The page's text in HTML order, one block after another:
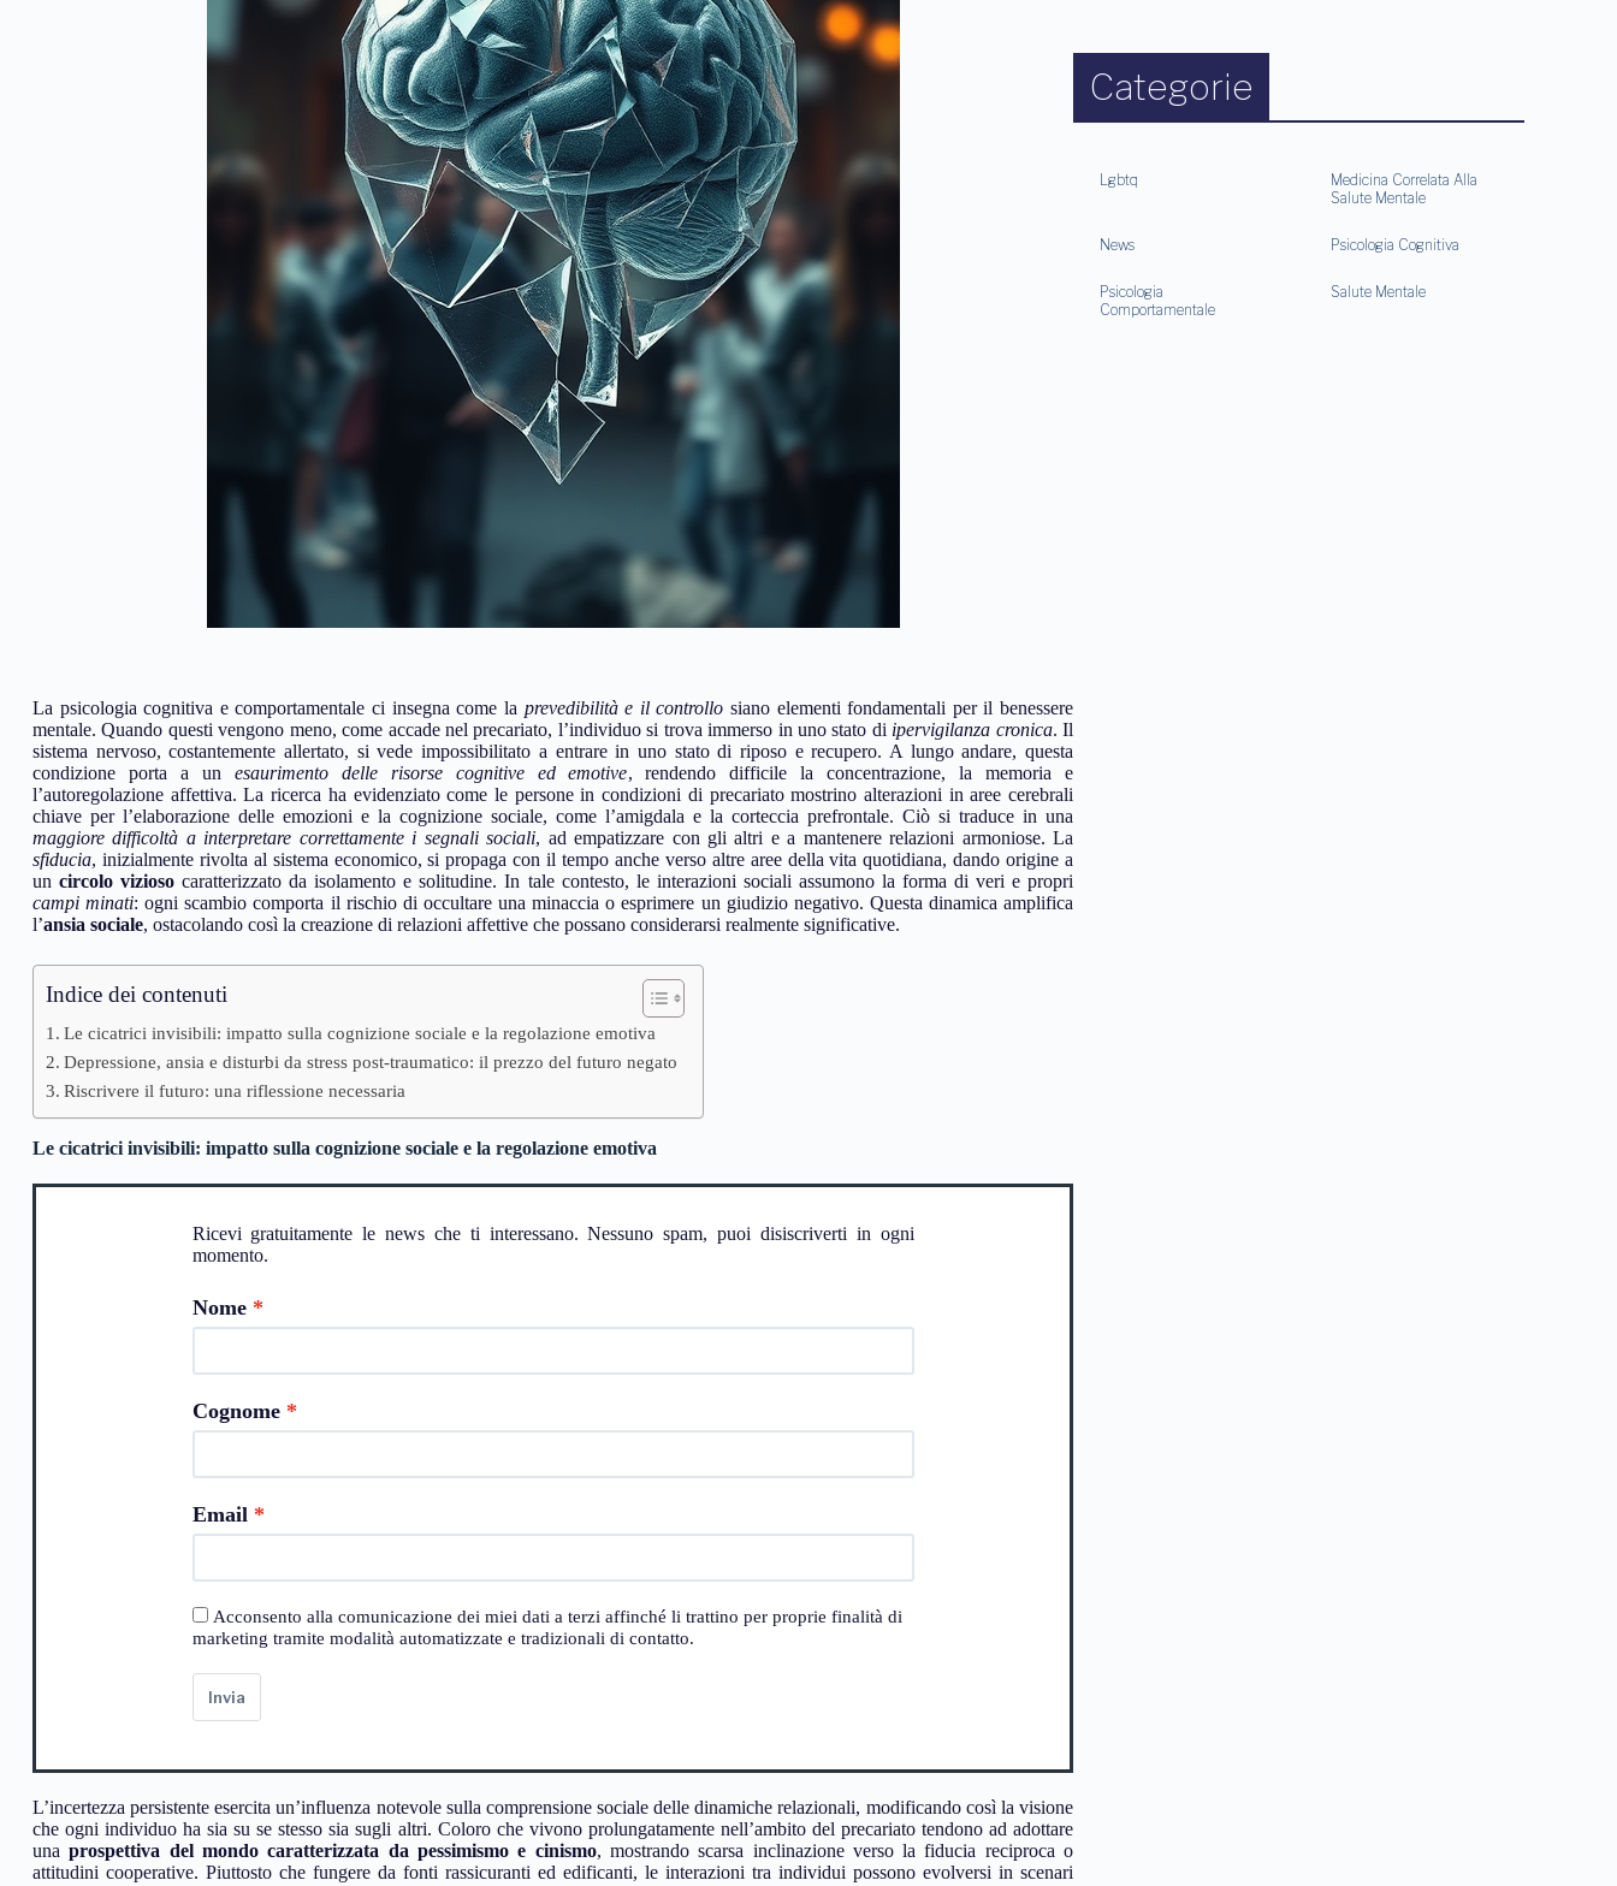
La psicologia cognitiva e comportamentale ci insegna come la prevedibilità e il controllo siano elementi fondamentali per il benessere
mentale. Quando questi vengono meno, come accade nel precariato, l’individuo si trova immerso in uno stato di ipervigilanza cronica. Il
sistema nervoso, costantemente allertato, si vede impossibilitato a entrare in uno stato di riposo e recupero. A lungo andare, questa
condizione porta a un esaurimento delle risorse cognitive ed emotive, rendendo difficile la concentrazione, la memoria e
l’autoregolazione affettiva. La ricerca ha evidenziato come le persone in condizioni di precariato mostrino alterazioni in aree cerebrali
chiave per l’elaborazione delle emozioni e la cognizione sociale, come l’amigdala e la corteccia prefrontale. Ciò si traduce in una
maggiore difficoltà a interpretare correttamente i segnali sociali, ad empatizzare con gli altri e a mantenere relazioni armoniose. La
sfiducia, inizialmente rivolta al sistema economico, si propaga con il tempo anche verso altre aree della vita quotidiana, dando origine a
uncircolo vizioso caratterizzato da isolamento e solitudine. In tale contesto, le interazioni sociali assumono la forma di veri e propri
campi minati: ogni scambio comporta il rischio di occultare una minaccia o esprimere un giudizio negativo. Questa dinamica amplifica
l’ansia sociale, ostacolando così la creazione di relazioni affettive che possano considerarsi realmente significative.
Indice dei contenuti
Le cicatrici invisibili: impatto sulla cognizione sociale e la regolazione emotiva
Depressione, ansia e disturbi da stress post-traumatico: il prezzo del futuro negato
Riscrivere il futuro: una riflessione necessaria
Le cicatrici invisibili: impatto sulla cognizione sociale e la regolazione emotiva
Ricevi gratuitamente le news che ti interessano. Nessuno spam, puoi disiscriverti in ogni
momento.
Nome
Cognome
Email
Acconsento alla comunicazione dei miei dati a terzi affinché li trattino per proprie finalità di
marketing tramite modalità automatizzate e tradizionali di contatto.
Invia
L’incertezza persistente esercita un’influenza notevole sulla comprensione sociale delle dinamiche relazionali, modificando così la visione
che ogni individuo ha sia su se stesso sia sugli altri. Coloro che vivono prolungatamente nell’ambito del precariato tendono ad adottare
unaprospettiva del mondo caratterizzata da pessimismo e cinismo, mostrando scarsa inclinazione verso la fiducia reciproca o
attitudini cooperative. Piuttosto che fungere da fonti rassicuranti ed edificanti, le interazioni tra individui possono evolversi in scenari
Categorie
Lgbtq
Medicina Correlata Alla
Salute Mentale
News Psicologia Cognitiva
Psicologia
Comportamentale
Salute Mentale